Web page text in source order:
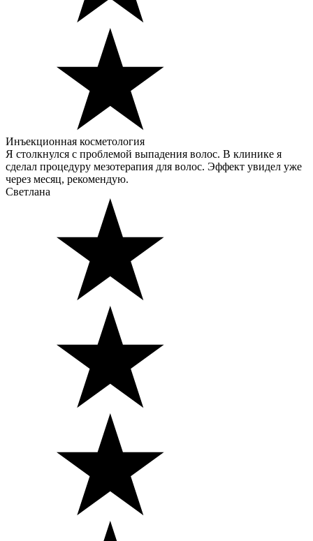
Инъекционная косметология
Я столкнулся с проблемой выпадения волос. В клинике я
сделал процедуру мезотерапия для волос. Эффект увидел уже
через месяц, рекомендую.
Светлана